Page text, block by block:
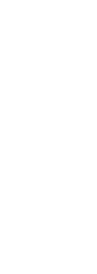
tại Đà Lạt trong vòng 5-
lễ và hè này này.